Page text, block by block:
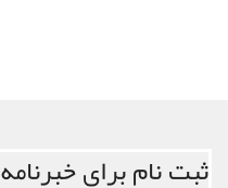
ثبت نام برای خبرنامه